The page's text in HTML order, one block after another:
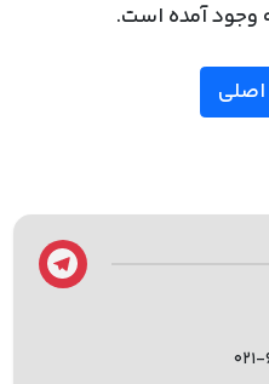
وجود آمده است.